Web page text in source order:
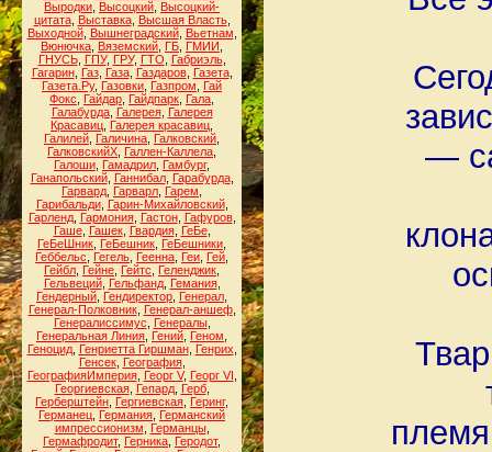
Выродки Высоцкий Высоцкий-
цитата, Выставка, Высшая Власть,
Выходной, Вышнеградский, Вьетнам
Вюнючка Вяземский ГБ ГМИИ
ГНУСЬ, ГПУ, ГРУ, ГТО Габриэль,
Гагарин, Газ, Газа, Газдаров, Газета,
Газета.Ру, Газовки Газпром
Гай
Фокс
Гайдар Гайдпарк Гала
Галабурда, Галерея, Галерея
Красавиц Галерея красавиц
Галилей Галичина Галковский
ГалковскийХ Галлен-Каллела
Галоши Гамадрил Гамбург,
Ганапольский, Ганнибал, Гарабурда,
Гарвард Гарварл Гарем
Гарибальди, Гарин-Михайловский,
Гарленд, Гармония, Гастон, Гафуров,
Гаше, Гашек, Гвардия, ГеБе,
ГеБеШник ГеБешник ГеБешники
Геббельс
Гегель Геенна Геи Гей
Гейбл Гейне Гейтс Геленджик
Гельвеций, Гельфанд, Гемания,
Гендерный Гендиректор Генерал
Генерал-Полковник, Генерал-аншеф,
Генералиссимус
Генералы,
Генеральная Линия Гений Геном
Геноцид, Генриетта Гиршман, Генрих
Генсек, География,
ГеографияИмперия, Георг V, Георг VI
Георгиевская, Гепард, Герб,
Герберштейн Гергиевская Геринг,
Германец Германия Германский
импрессионизм
Германцы,
Гермафродит, Герника Геродот,
—